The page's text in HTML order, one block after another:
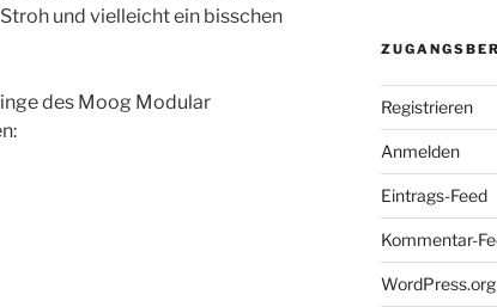
und vielleicht ein bisschen
des Moog Modular
Registrieren
Anmelden
Eintrags-Feed
Kommentar-
WordPress.org